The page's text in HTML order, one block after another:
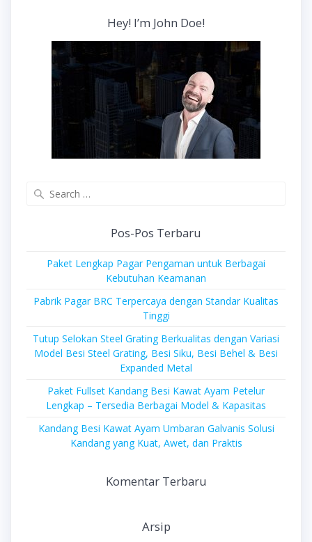
Hey! I’m John Doe!
Pos-Pos Terbaru
Paket Lengkap Pagar Pengaman untuk Berbagai
Kebutuhan Keamanan
Pabrik Pagar BRC Terpercaya dengan Standar Kualitas
Tinggi
Tutup Selokan Steel Grating Berkualitas dengan Variasi
Model Besi Steel Grating, Besi Siku, Besi Behel & Besi
Expanded Metal
Paket Fullset Kandang Besi Kawat Ayam Petelur
Lengkap – Tersedia Berbagai Model & Kapasitas
Kandang Besi Kawat Ayam Umbaran Galvanis Solusi
Kandang yang Kuat, Awet, dan Praktis
Komentar Terbaru
Arsip